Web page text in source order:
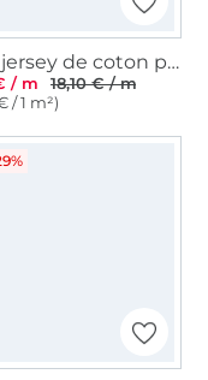
Tissu jersey de coton petite souris, beige
/ m
18,10 € / m
/ 1 m²)